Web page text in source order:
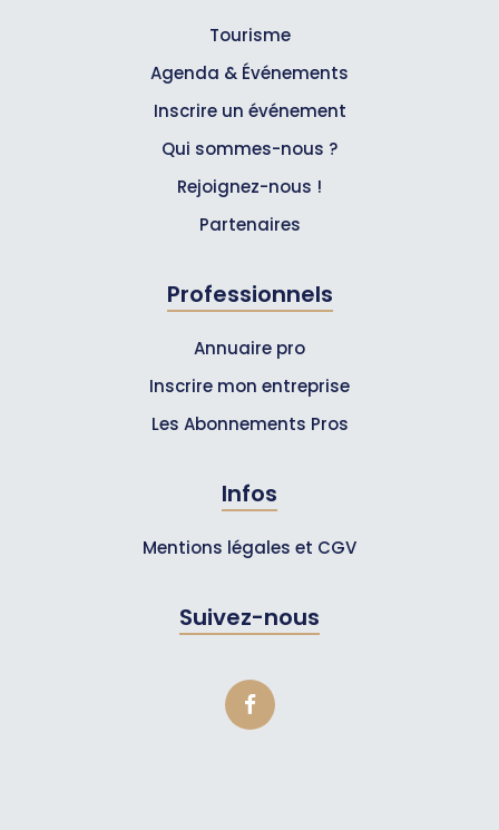
Tourisme
Agenda & Événements
Inscrire un événement
Qui sommes-nous ?
Rejoignez-nous !
Partenaires
Professionnels
Annuaire pro
Inscrire mon entreprise
Les Abonnements Pros
Infos
Mentions légales et CGV
Suivez-nous